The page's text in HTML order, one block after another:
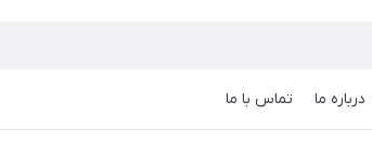
درباره ما تماس با ما